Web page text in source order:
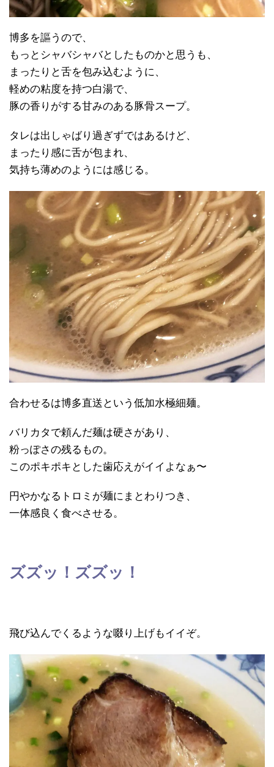
博多を謳うので、
もっとシャバシャバとしたものかと思うも、
まったりと舌を包み込むように、
軽めの粘度を持つ白湯で、
豚の香りがする甘みのある豚骨スープ。
タレは出しゃばり過ぎずではあるけど、
まったり感に舌が包まれ、
気持ち薄めのようには感じる。
合わせるは博多直送という低加水極細麺。
バリカタで頼んだ麺は硬さがあり、
粉っぽさの残るもの。
このポキポキとした歯応えがイイよなぁ〜
円やかなるトロミが麺にまとわりつき、
一体感良く食べさせる。
ズズッ！ズズッ！
飛び込んでくるような啜り上げもイイぞ。